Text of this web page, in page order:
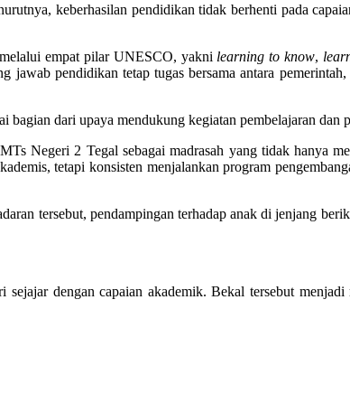
keberhasilan pendidikan tidak berhenti pada
empat pilar UNESCO, yakni learning to know,
pendidikan tetap tugas bersama antara pemerintah,
dari upaya mendukung kegiatan pembelajaran dan
Negeri 2 Tegal sebagai madrasah yang tidak hanya
tetapi konsisten menjalankan program
tersebut, pendampingan terhadap anak di jenjang
dengan capaian akademik. Bekal tersebut